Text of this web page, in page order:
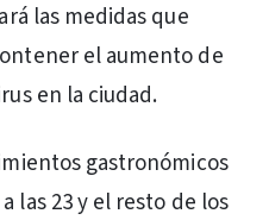
las medidas que
el aumento de
en la ciudad.
gastronómicos
las 23 y el resto de los